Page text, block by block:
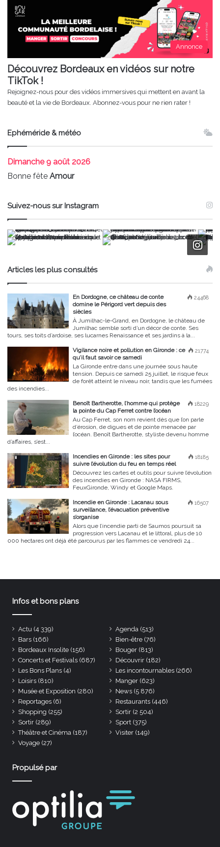
Annonce
Découvrez Bordeaux en vidéos sur notre
TikTok !
Rejoignez-nous pour des vidéos immersives qui mettent en avant la
beauté et la vie de Bordeaux. Abonnez-vous pour ne rien rater !
Ephéméride & météo
Dimanche9 août 2026
Bonne fête Amour
Suivez-nous sur Instagram
Articles les plus consultés
24468
En Dordogne, ce château de conte
domine le Périgord vert depuis des
siècles
À Jumilhac-le-Grand, en Dordogne, le château de
Jumilhac semble sorti d’un décor de conte. Ses
tours, ses toits d’ardoise, ses lucarnes Renaissance et ses jardins à la...
21774
Vigilance noire et pollution en Gironde : ce
qu’il faut savoir ce samedi
La Gironde entre dans une journée sous haute
tension. Depuis ce samedi 25 juillet, le risque feux
de forêt atteint le niveau noir, tandis que les fumées
des incendies...
18229
Benoît Bartherotte, l’homme qui protège
la pointe du Cap Ferret contre l’océan
Au Cap Ferret, son nom revient dès que l’on parle
d’érosion, de digues et de pointe menacée par
l’océan. Benoît Bartherotte, styliste devenu homme
d’affaires, s’est...
18185
Incendies en Gironde : les sites pour
suivre l’évolution du feu en temps réel
Découvrez les cartes et outils pour suivre l’évolution
des incendies en Gironde : NASA FIRMS,
FeuxGironde, Windy et Google Maps.
16507
Incendie en Gironde : Lacanau sous
surveillance, l’évacuation préventive
s’organise
Alors que l’incendie parti de Saumos poursuit sa
progression vers Lacanau et le littoral, plus de 10
000 hectares ont déjà été parcourus par les flammes ce vendredi 24...
Infos et bons plans
Actu (4 339) Agenda (513)
Bars (166) Bien-être (76)
Bordeaux Insolite (156) Bouger (813)
Concerts et Festivals (687) Découvrir (182)
Les Bons Plans (4) Les incontournables (266)
Loisirs (810) Manger (623)
Musée et Exposition (280) News (5 876)
Reportages (6) Restaurants (446)
Shopping (255) Sortir (2 504)
Sortir (289) Sport (375)
Théâtre et Cinéma (187) Visiter (149)
Voyage (27)
Propulsé par